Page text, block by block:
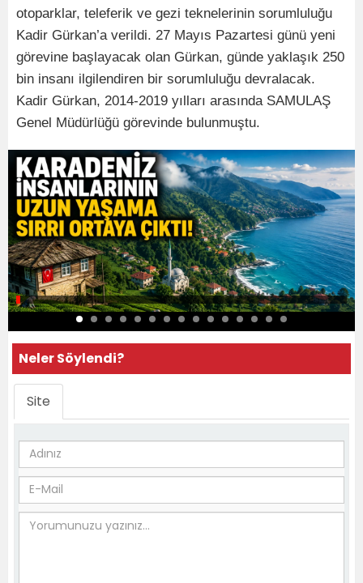
otoparklar, teleferik ve gezi teknelerinin sorumluluğu
Kadir Gürkan’a verildi. 27 Mayıs Pazartesi günü yeni
görevine başlayacak olan Gürkan, günde yaklaşık 250
bin insanı ilgilendiren bir sorumluluğu devralacak.
Kadir Gürkan, 2014-2019 yılları arasında SAMULAŞ
Genel Müdürlüğü görevinde bulunmuştu.
Neler Söylendi?
Site